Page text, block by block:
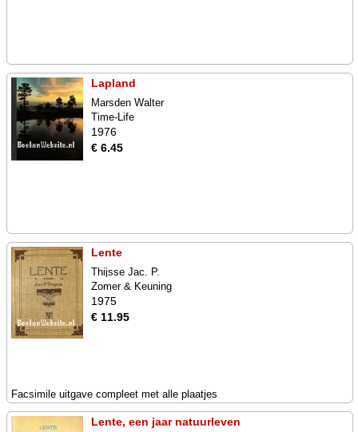
Lapland
Marsden Walter
Time-Life
1976
€ 6.45
Lente
Thijsse Jac. P.
Zomer & Keuning
1975
€ 11.95
Facsimile uitgave compleet met alle plaatjes
Lente, een jaar natuurleven